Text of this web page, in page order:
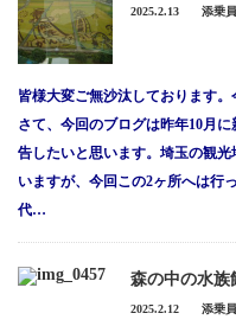
2025.2.13 添乗
皆様大変ご無沙汰しております
さて、今回のブログは昨年10月
告したいと思います。埼玉の観
いますが、今回この2ヶ所へは行
代…
森の中の水
2025.2.12 添乗
採用情報
プライバシーポリシー
保険募集に関する勧誘方針